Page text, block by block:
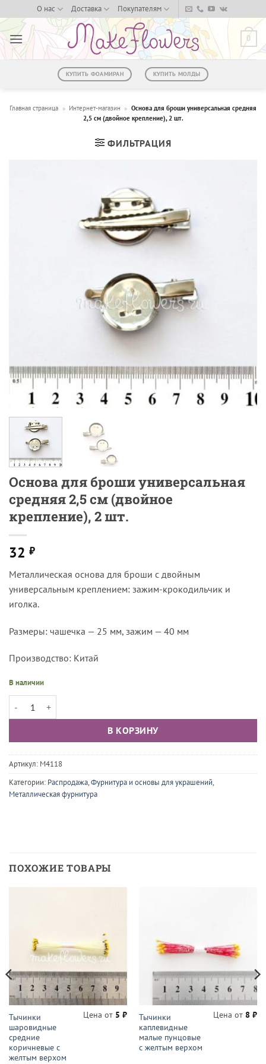
to
content
О нас Доставка Покупателям
0
КУПИТЬ ФОАМИРАН КУПИТЬ МОЛДЫ
Главная страница » Интернет-магазин » Основа для броши универсальная средняя
2,5 см (двойное крепление), 2 шт.
ФИЛЬТРАЦИЯ
Основа для броши универсальная
средняя 2,5 см (двойное
крепление), 2 шт.
32 ₽
Металлическая основа для броши с двойным
универсальным креплением: зажим-крокодильчик и
иголка.
Размеры: чашечка — 25 мм, зажим — 40 мм
Производство: Китай
В наличии
Количество товара Основа для броши универсальная средняя 2,5
В КОРЗИНУ
Артикул: М4118
Категории: Распродажа,Фурнитура и основы для украшений,
Металлическая фурнитура
ПОХОЖИЕ ТОВАРЫ
Тычинки
шаровидные
средние
коричневые с
желтым верхом
Цена от 5₽
Тычинки
каплевидные
малые пунцовые
с желтым верхом
Цена от 8₽